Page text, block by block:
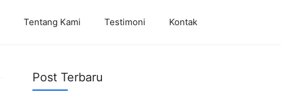
Tentang Kami Testimoni Kontak
Post Terbaru